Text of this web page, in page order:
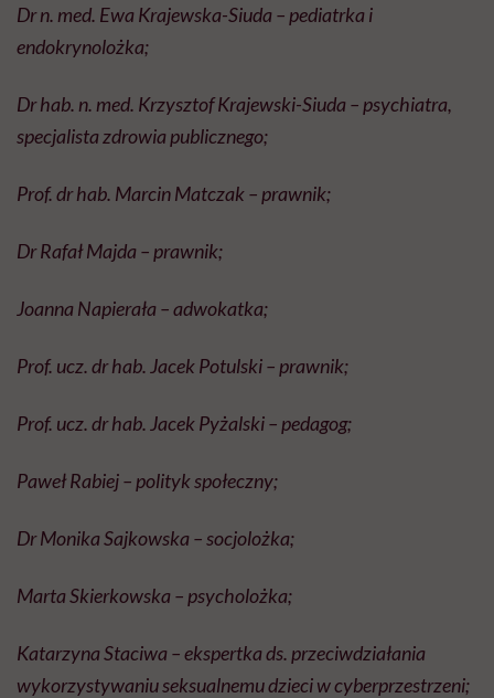
Dr n. med. Ewa Krajewska-Siuda – pediatrka i
endokrynolożka;
Dr hab. n. med. Krzysztof Krajewski-Siuda – psychiatra,
specjalista zdrowia publicznego;
Prof. dr hab. Marcin Matczak – prawnik;
Dr Rafał Majda – prawnik;
Joanna Napierała – adwokatka;
Prof. ucz. dr hab. Jacek Potulski – prawnik;
Prof. ucz. dr hab. Jacek Pyżalski – pedagog;
Paweł Rabiej – polityk społeczny;
Dr Monika Sajkowska – socjolożka;
Marta Skierkowska – psycholożka;
Katarzyna Staciwa – ekspertka ds. przeciwdziałania
wykorzystywaniu seksualnemu dzieci w cyberprzestrzeni;